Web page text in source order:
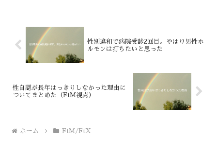
性別違和で病院受診2回目。やはり男性ホ
ルモンは打ちたいと思った
性自認が長年はっきりしなかった理由に
ついてまとめた（FtM視点）
ホーム FtM/FtX